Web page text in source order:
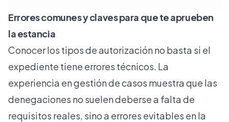
Errores comunes y claves para que te aprueben
la estancia
Conocer los tipos de autorización no basta si el
expediente tiene errores técnicos. La
experiencia en gestión de casos muestra que las
denegaciones no suelen deberse a falta de
requisitos reales, sino a errores evitables en la